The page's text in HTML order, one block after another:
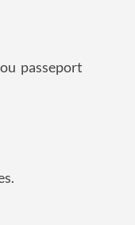
passeport